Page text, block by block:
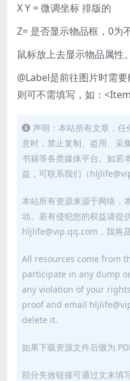
X Y = 微调坐标 排版的
Z= 是否显示物品框，0为
鼠标放上去显示物品属性
@Label是前往图片时需
则可不需填写，如：
声明：本站所有文章，
意时，禁止复制、盗用、采
书籍等各类媒体平台。如若
益，可联系我们（
本站所有资源来源于网络
动。若有侵犯您的权益请提
hljlife@vip.qq.com，我将及
All resources come from
participate in any dump
any violation of your
proof and email
delete it.
如果下载资源文件后缀为
部分失效链接可通过文末填